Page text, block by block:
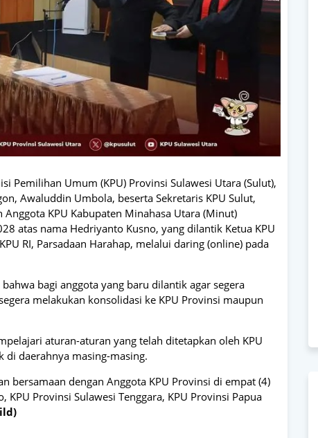
Pemilihan Umum (KPU) Provinsi Sulawesi Utara (Sulut),
Awaluddin Umbola, beserta Sekretaris KPU Sulut,
KPU Kabupaten Minahasa Utara (Minut)
atas nama Hedriyanto Kusno, yang dilantik Ketua KPU
RI, Parsadaan Harahap, melalui daring (online) pada
bagi anggota yang baru dilantik agar segera
melakukan konsolidasi ke KPU Provinsi maupun
aturan-aturan yang telah ditetapkan oleh KPU
di daerahnya masing-masing.
bersamaan dengan Anggota KPU Provinsi di empat (4)
Provinsi Sulawesi Tenggara, KPU Provinsi Papua